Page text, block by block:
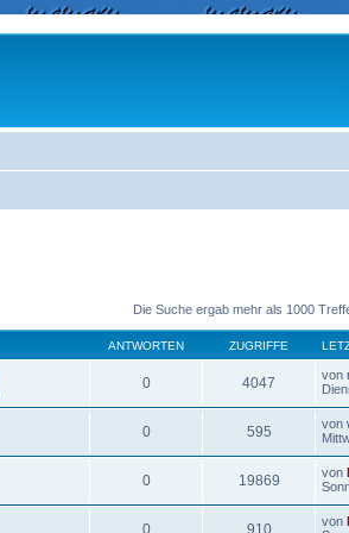
Die Suche ergab mehr als 1000
ANTWORTEN ZUGRIFFE
0 4047 von
0 595 von
0 19869 von
0 910 von